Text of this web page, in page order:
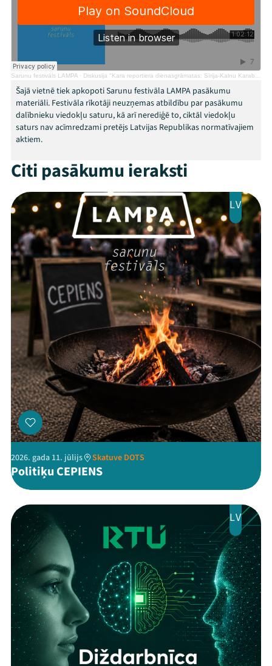
Programma
Arhīvs
Viņi bija LAMPĀ 2026
Jaunumi
Ziedo
Kontakti
ThreadsFacebookYoutube
X Instagram
Flick TikTok
Sarunu festivāls LAMPA · Diskusija "Kara reportiera dienasgrāmatas: Sīrija-Kalnu Karabaha-Ukraina"
Šajā vietnē tiek apkopoti Sarunu festivāla LAMPA pasākumu
materiāli. Festivāla rīkotāji neuzņemas atbildību par pasākumu
dalībnieku viedokļu saturu, kā arī nerediģē to, ciktāl viedokļu
saturs nav acīmredzami pretējs Latvijas Republikas normatīvajiem
aktiem.
Citi pasākumu ieraksti
LV
2026. gada 11. jūlijs Skatuve DOTS
Politiķu CEPIENS
LV